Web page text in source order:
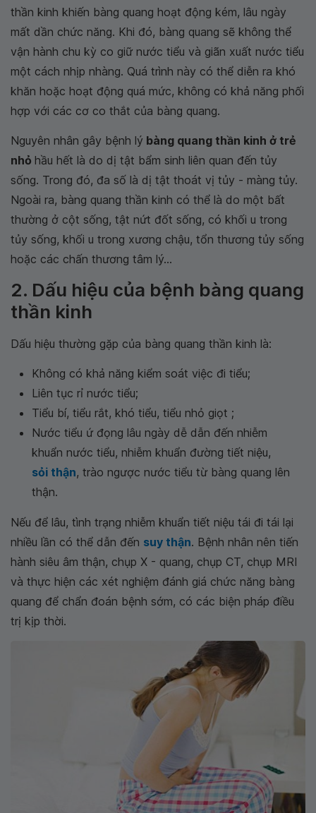
thần kinh khiến bàng quang hoạt động kém, lâu ngày
mất dần chức năng. Khi đó, bàng quang sẽ không thể
vận hành chu kỳ co giữ nước tiểu và giãn xuất nước tiểu
một cách nhịp nhàng. Quá trình này có thể diễn ra khó
khăn hoặc hoạt động quá mức, không có khả năng phối
hợp với các cơ co thắt của bàng quang.
Nguyên nhân gây bệnh lý bàng quang thần kinh ở trẻ
nhỏ hầu hết là do dị tật bẩm sinh liên quan đến tủy
sống. Trong đó, đa số là dị tật thoát vị tủy - màng tủy.
Ngoài ra, bàng quang thần kinh có thể là do một bất
thường ở cột sống, tật nứt đốt sống, có khối u trong
tủy sống, khối u trong xương chậu, tổn thương tủy sống
hoặc các chấn thương tâm lý...
2. Dấu hiệu của bệnh bàng quang
thần kinh
Dấu hiệu thường gặp của bàng quang thần kinh là:
Không có khả năng kiểm soát việc đi tiểu;
Liên tục rỉ nước tiểu;
Tiểu bí, tiểu rắt, khó tiểu, tiểu nhỏ giọt ;
Nước tiểu ứ đọng lâu ngày dễ dẫn đến nhiễm
khuẩn nước tiểu, nhiễm khuẩn đường tiết niệu,
sỏi thận, trào ngược nước tiểu từ bàng quang lên
thận.
Nếu để lâu, tình trạng nhiễm khuẩn tiết niệu tái đi tái lại
nhiều lần có thể dẫn đến suy thận. Bệnh nhân nên tiến
hành siêu âm thận, chụp X - quang, chụp CT, chụp MRI
và thực hiện các xét nghiệm đánh giá chức năng bàng
quang để chẩn đoán bệnh sớm, có các biện pháp điều
trị kịp thời.